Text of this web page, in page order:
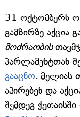
31 ოქტომბერს
გამზირზე აქცია
მოძრაობის
პარლამენტთან
გააცნო. მელიას
აპირებენ და
შემდეგ